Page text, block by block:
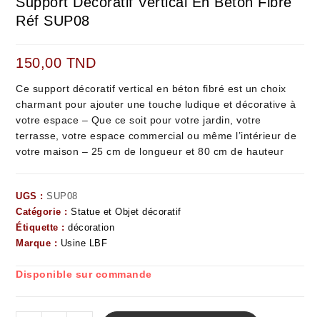
Réf SUP08
150,00 TND
Ce support décoratif vertical en béton fibré est un choix
charmant pour ajouter une touche ludique et décorative à
votre espace – Que ce soit pour votre jardin, votre
terrasse, votre espace commercial ou même l’intérieur de
votre maison – 25 cm de longueur et 80 cm de hauteur
UGS :SUP08
Catégorie :Statue et Objet décoratif
Étiquette :décoration
Marque : Usine LBF
Disponible sur commande